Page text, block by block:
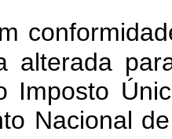
alterada
Imposto
Nacional